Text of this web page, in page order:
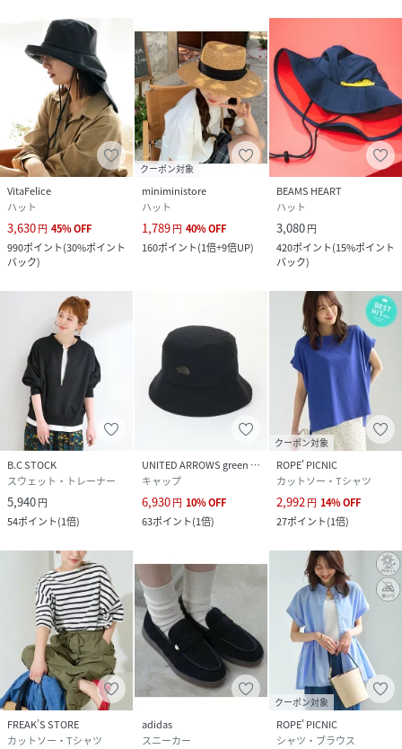
VitaFelice
ハット
3,630円 45%OFF
990ポイント(30%ポイント
バック)
クーポン対象
miniministore
ハット
1,789円 40%OFF
160ポイント(1倍+9倍UP)
BEAMS HEART
ハット
3,080円
420ポイント(15%ポイント
バック)
B.C STOCK
スウェット・トレーナー
5,940円
54ポイント(1倍)
UNITED ARROWS green label relaxing
キャップ
6,930円 10%OFF
63ポイント(1倍)
クーポン対象
ROPE' PICNIC
カットソー・Tシャツ
2,992円 14%OFF
27ポイント(1倍)
FREAK’S STORE
カットソー・Tシャツ
adidas
スニーカー
クーポン対象
ROPE' PICNIC
シャツ・ブラウス